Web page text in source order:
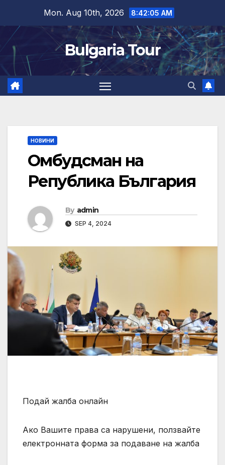
content
Mon. Aug 10th, 2026 8:42:06 AM
Bulgaria Tour
НОВИНИ
Омбудсман на
Република България
By admin
SEP 4, 2024
Подай жалба онлайн
Ако Вашите права са нарушени, ползвайте
електронната форма за подаване на жалба